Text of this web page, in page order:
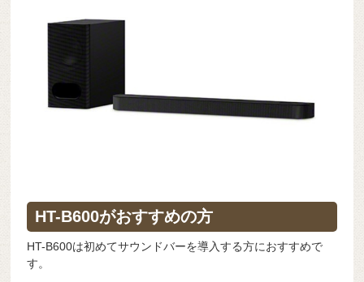
HT-B600がおすすめの方
HT-B600は初めてサウンドバーを導入する方におすすめで
す。